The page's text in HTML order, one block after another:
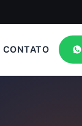
CONTATO